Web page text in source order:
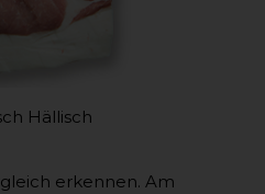
Hällisch
erkennen. Am